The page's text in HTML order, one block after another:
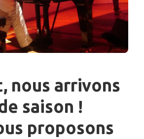
nous arrivons
saison !
proposons